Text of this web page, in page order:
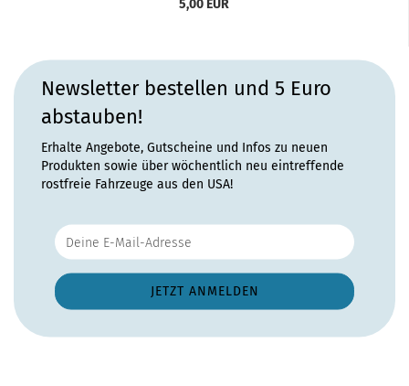
5,00 EUR
Newsletter bestellen und 5 Euro
abstauben!
Erhalte Angebote, Gutscheine und Infos zu neuen
Produkten sowie über wöchentlich neu eintreffende
rostfreie Fahrzeuge aus den USA!